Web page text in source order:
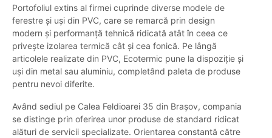
Portofoliul extins al firmei cuprinde diverse modele de
ferestre și uși din PVC, care se remarcă prin design
modern și performanță tehnică ridicată atât în ceea ce
privește izolarea termică cât și cea fonică. Pe lângă
articolele realizate din PVC, Ecotermic pune la dispoziție și
uși din metal sau aluminiu, completând paleta de produse
pentru nevoi diferite.
Având sediul pe Calea Feldioarei 35 din Brașov, compania
se distinge prin oferirea unor produse de standard ridicat
alături de servicii specializate. Orientarea constantă către